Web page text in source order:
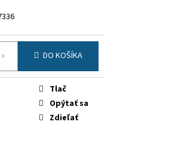
DO KOŠÍKA
Tlač
Opýtať sa
Zdieľať